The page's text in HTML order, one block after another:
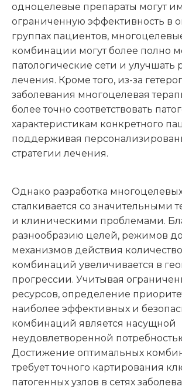
одноцелевые препараты могут
ограниченную эффективность в
группах пациентов,
комбинации могут более полно
патологические сети и улучшать
лечения. Кроме того, из-за
заболевания многоцелевая
более точно соответствовать
характеристикам конкретного
поддерживая
стратегии лечения.
Однако разработка
сталкивается со значительными
и клиническими проблемами.
разнообразию целей, режимов
механизмов действия
комбинаций увеличивается в
прогрессии. Учитывая
ресурсов, определение
наиболее эффективных и
комбинаций является насущной
неудовлетворенной
Достижение оптимальных
требует точного картирования
патогенных узлов в сетях